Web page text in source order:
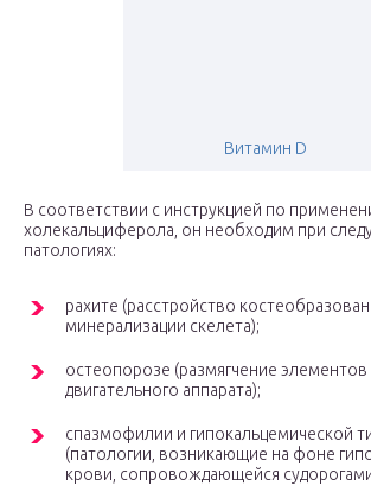
Витамин D
В соответствии с инструкцией по
холекальциферола, он необходим при
патологиях:
рахите (расстройство
минерализации скелета);
остеопорозе (размягчение
двигательного аппарата);
спазмофилии и гипокальцемической
(патологии, возникающие на фоне
крови, сопровождающейся